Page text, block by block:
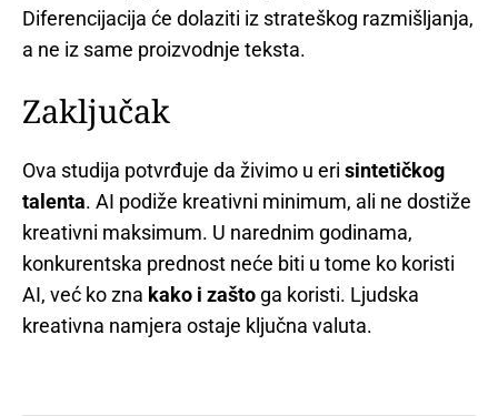
Diferencijacija će dolaziti iz strateškog razmišljanja,
a ne iz same proizvodnje teksta.
Zaključak
Ova studija potvrđuje da živimo u eri sintetičkog
talenta. AI podiže kreativni minimum, ali ne dostiže
kreativni maksimum. U narednim godinama,
konkurentska prednost neće biti u tome ko koristi
AI, već ko zna kako i zašto ga koristi. Ljudska
kreativna namjera ostaje ključna valuta.